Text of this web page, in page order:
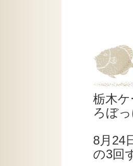
栃木
ろぼ
8月
の3回